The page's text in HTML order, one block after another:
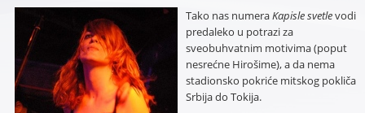
Tako nas numeraKapisle svetlevodi
predaleko u potrazi za
sveobuhvatnim motivima (poput
nesrećne Hirošime), a da nema
stadionsko pokriće mitskog pokliča
Srbija do Tokija.